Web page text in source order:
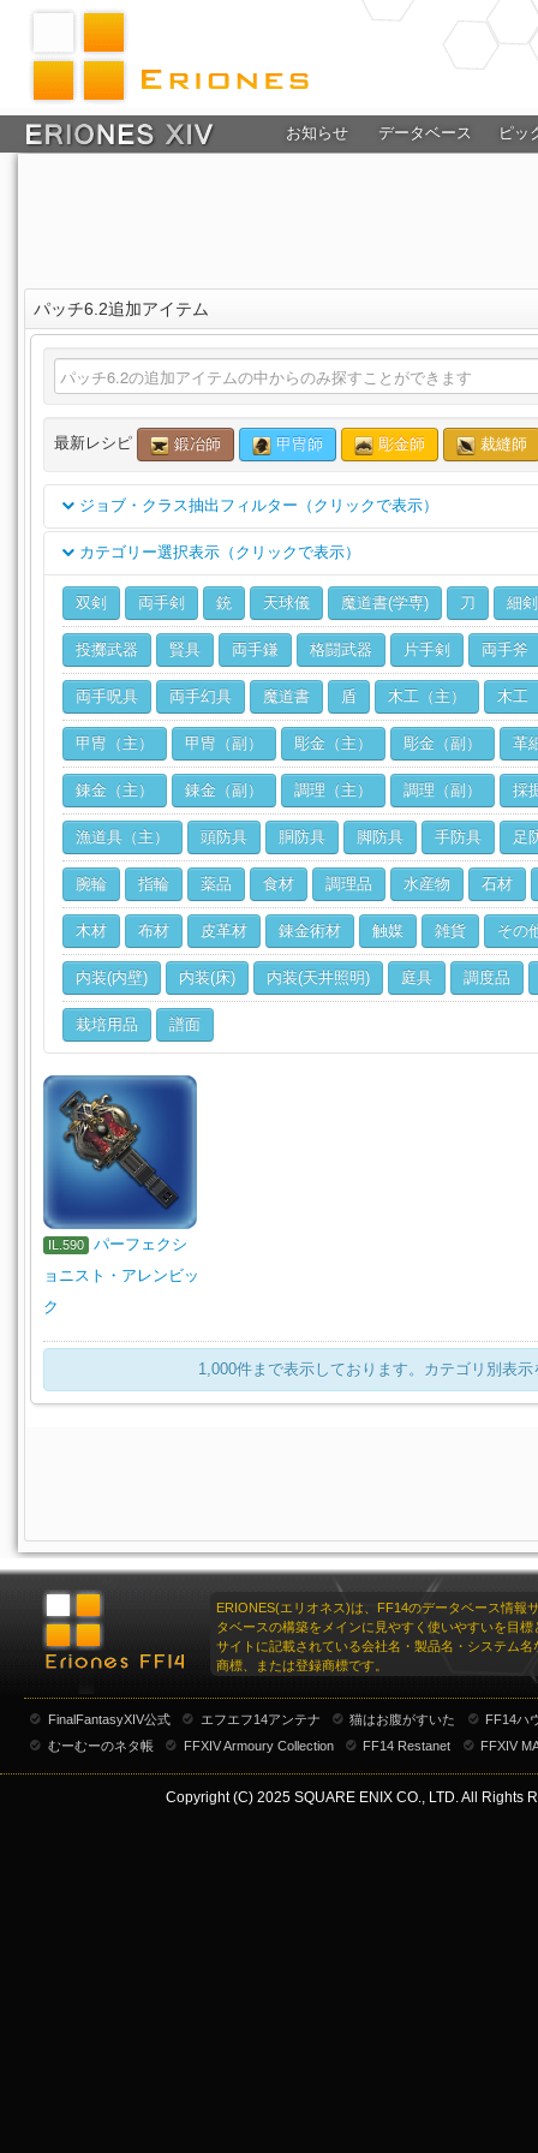
お知らせ データベース ピッ
パッチ6.2追加アイテム
最新レシピ 鍛冶師 甲冑師 彫金師 裁縫師
ジョブ・クラス抽出フィルター（クリックで表示）
クラス
ジョブ
カテゴリー選択表示（クリックで表示）
双剣 両手剣 銃 天球儀 魔道書(学専) 刀 細剣
投擲武器 賢具 両手鎌 格闘武器 片手剣 両手斧
両手呪具 両手幻具 魔道書 盾 木工（主） 木工
甲冑（主） 甲冑（副） 彫金（主） 彫金（副） 革
錬金（主） 錬金（副） 調理（主） 調理（副） 採
漁道具（主） 頭防具 胴防具 脚防具 手防具 足
腕輪 指輪 薬品 食材 調理品 水産物 石材
木材 布材 皮革材 錬金術材 触媒 雑貨 その
内装(内壁) 内装(床) 内装(天井照明) 庭具 調度品
栽培用品 譜面
IL.590
パーフェクシ
ョニスト・アレンビッ
ク
1,000件まで表示しております。カテゴリ別表
ERIONES(エリオネス)は、FF14のデータベース情報
タベースの構築をメインに見やすく使いやすいを目標
サイトに記載されている会社名・製品名・システム名
商標、または登録商標です。
FinalFantasyXIV公式 エフエフ14アンテナ 猫はお腹がすいた
FF14ハ
むーむーのネタ帳
FFXIV Armoury Collection FF14 Restanet FFXIV
Copyright (C) 2025 SQUARE ENIX CO., LTD. All Rights